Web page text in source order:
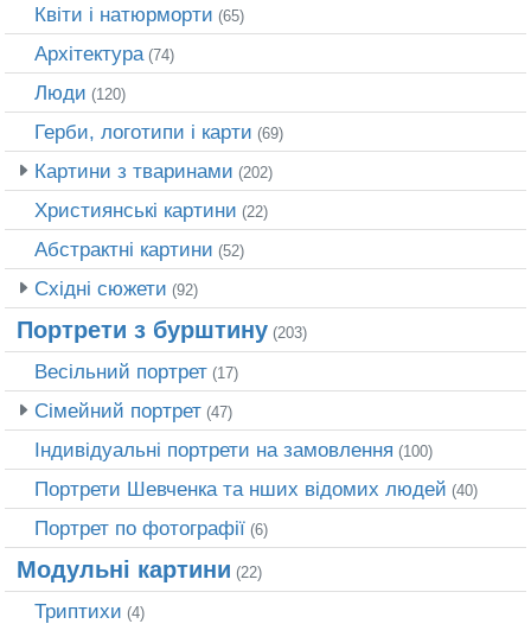
Квіти і натюрморти (65)
Архітектура (74)
Люди (120)
Герби, логотипи і карти (69)
Картини з тваринами (202)
Християнські картини (22)
Абстрактні картини (52)
Східні сюжети (92)
Портрети з бурштину (203)
Весільний портрет (17)
Сімейний портрет (47)
Індивідуальні портрети на замовлення (100)
Портрети Шевченка та нших відомих людей (40)
Портрет по фотографії (6)
Модульні картини (22)
Триптихи (4)